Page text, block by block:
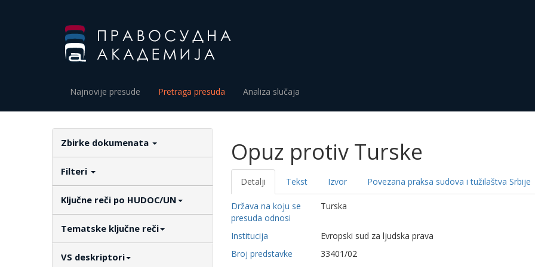
Najnovije presude Pretraga presuda Analiza slučaja
Zbirke dokumenata
Filteri
Ključne reči po HUDOC/UN
Tematske ključne reči
VS deskriptori
Opuz protiv Turske
Detalji Tekst Izvor Povezana praksa sudova i tužilaštva Srbije
Država na koju se
presuda odnosi
Turska
Institucija
Evropski sud za ljudska prava
Broj predstavke
33401/02